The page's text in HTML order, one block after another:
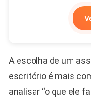
A escolha de um
escritório é mais
analisar “o que ele